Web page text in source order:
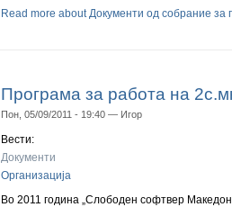
Read more about Документи од собрание за
Програма за работа на
Пон, 05/09/2011 - 19:40 — Игор
Вести:
Документи
Организација
Во 2011 година „Слободен софтвер